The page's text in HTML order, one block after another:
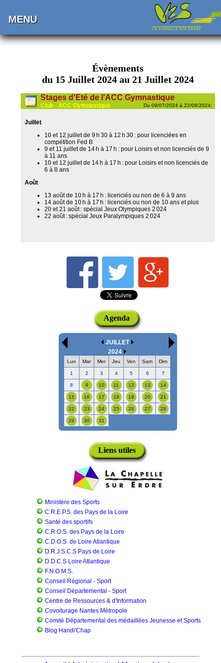
MENU
Évènements
du 15 Juillet 2024 au 21 Juillet 2024
Stages d'Eté de l'ACC Gymnastique
Club - ACC Gymnastique Du 09/07/2024 à 22/08/2024;
Juillet
10 et 12 juillet de 9 h 30 à 12 h 30 : pour licenciées en
compétition Fed B
9 et 11 juillet de 14 h à 17 h : pour Loisirs et non licenciés de 9
à 11 ans
10 et 12 juillet de 14 h à 17 h : pour Loisirs et non licenciés de
6 à 8 ans
Août
13 août de 10 h à 17 h : licenciés ou non de 6 à 9 ans
14 août de 10 h à 17 h : licenciés ou non de 10 ans et plus
20 et 21 août : spécial Jeux Olympiques 2 024
22 août : spécial Jeux Paralympiques 2 024
Agenda
JUILLET
2024
Lun Mar Mer Jeu Ven Sam Dim
1 2 3 4 5 6 7
8 9 10 11 12 13 14
15 16 17 18 19 20 21
22 23 24 25 26 27 28
29 30 31
Liens utiles
Ministère des Sports
C.R.E.P.S. des Pays de la Loire
Santé des sportifs
C.R.O.S. des Pays de la Loire
C.D.O.S. de Loire Atlantique
D.R.J.S.C.S Pays de Loire
D.D.C.S Loire Atlantique
F.N.O.M.S.
Conseil Régional - Sport
Conseil Départemental - Sport
Centre de Ressources & d'Information
Covoiturage Nantes Métropole
Comité Départemental des médaillées Jeunesse et Sports
Blog Handi'Chap